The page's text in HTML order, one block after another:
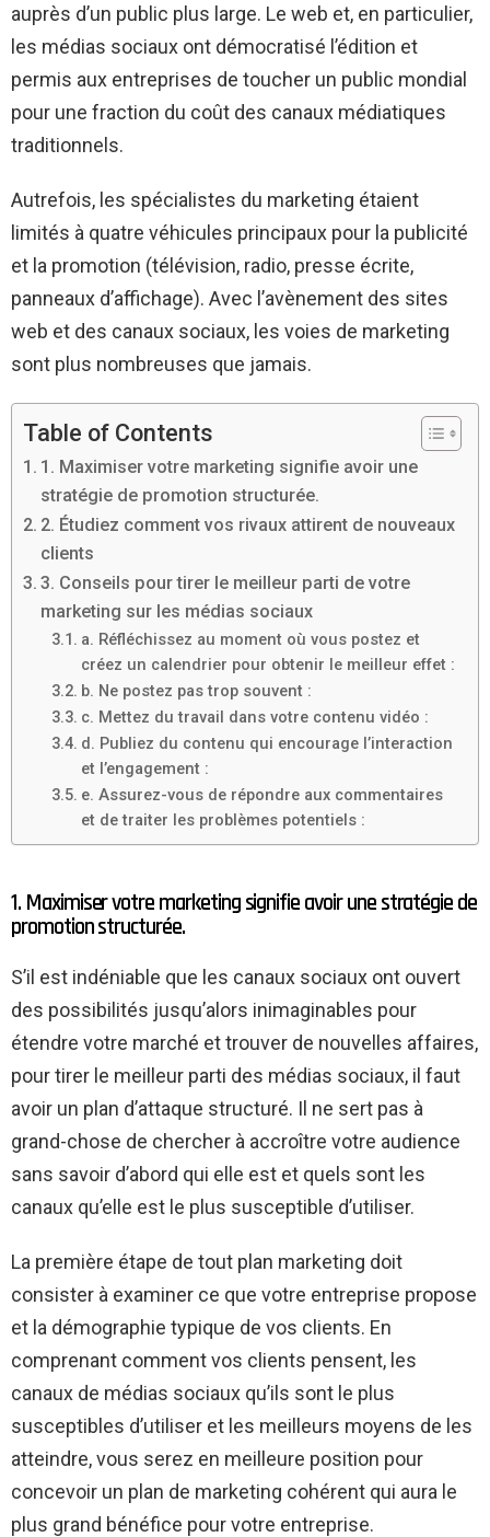
auprès d’un public plus large. Le web et, en particulier,
les médias sociaux ont démocratisé l’édition et
permis aux entreprises de toucher un public mondial
pour une fraction du coût des canaux médiatiques
traditionnels.
Autrefois, les spécialistes du marketing étaient
limités à quatre véhicules principaux pour la publicité
et la promotion (télévision, radio, presse écrite,
panneaux d’affichage). Avec l’avènement des sites
web et des canaux sociaux, les voies de marketing
sont plus nombreuses que jamais.
Table of Contents
1. Maximiser votre marketing signifie avoir une
stratégie de promotion structurée.
2. Étudiez comment vos rivaux attirent de nouveaux
clients
3. Conseils pour tirer le meilleur parti de votre
marketing sur les médias sociaux
a. Réfléchissez au moment où vous postez et
créez un calendrier pour obtenir le meilleur effet :
b. Ne postez pas trop souvent :
c. Mettez du travail dans votre contenu vidéo :
d. Publiez du contenu qui encourage l’interaction
et l’engagement :
e. Assurez-vous de répondre aux commentaires
et de traiter les problèmes potentiels :
1. Maximiser votre marketing signifie avoir une stratégie de
promotion structurée.
S’il est indéniable que les canaux sociaux ont ouvert
des possibilités jusqu’alors inimaginables pour
étendre votre marché et trouver de nouvelles affaires,
pour tirer le meilleur parti des médias sociaux, il faut
avoir un plan d’attaque structuré. Il ne sert pas à
grand-chose de chercher à accroître votre audience
sans savoir d’abord qui elle est et quels sont les
canaux qu’elle est le plus susceptible d’utiliser.
La première étape de tout plan marketing doit
consister à examiner ce que votre entreprise propose
et la démographie typique de vos clients. En
comprenant comment vos clients pensent, les
canaux de médias sociaux qu’ils sont le plus
susceptibles d’utiliser et les meilleurs moyens de les
atteindre, vous serez en meilleure position pour
concevoir un plan de marketing cohérent qui aura le
plus grand bénéfice pour votre entreprise.